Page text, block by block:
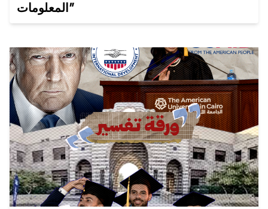
المعلومات”